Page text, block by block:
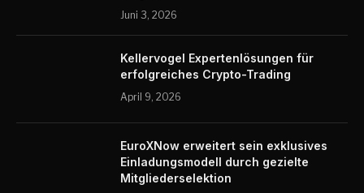
Juni 3, 2026
Kellervogel Expertenlösungen für
erfolgreiches Crypto-Trading
April 9, 2026
EuroXNow erweitert sein exklusives
Einladungsmodell durch gezielte
Mitgliederselektion